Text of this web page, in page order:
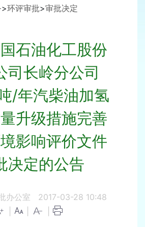
>环评审批>审批决定
石油化工股份
司长岭分公司
/年汽柴油加氢
升级措施完善
影响评价文件
决定的公告
办公室
2017-03-28 10:48